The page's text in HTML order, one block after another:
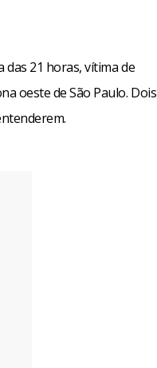
21 horas, vítima de
oeste de São Paulo. Dois